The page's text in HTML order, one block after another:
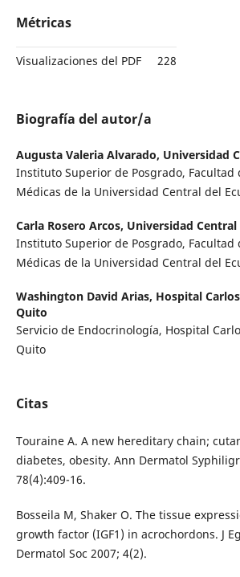
Métricas
Visualizaciones del PDF 228
Biografía del autor/a
Augusta Valeria Alvarado, Universidad
Instituto Superior de Posgrado, Facultad
Médicas de la Universidad Central del
Carla Rosero Arcos, Universidad Central
Instituto Superior de Posgrado, Facultad
Médicas de la Universidad Central del
Washington David Arias, Hospital
Quito
Servicio de Endocrinología, Hospital
Quito
Citas
Touraine A. A new hereditary chain;
diabetes, obesity. Ann Dermatol
78(4):409-16.
Bosseila M, Shaker O. The tissue
growth factor (IGF1) in acrochordons. J
Dermatol Soc 2007; 4(2).